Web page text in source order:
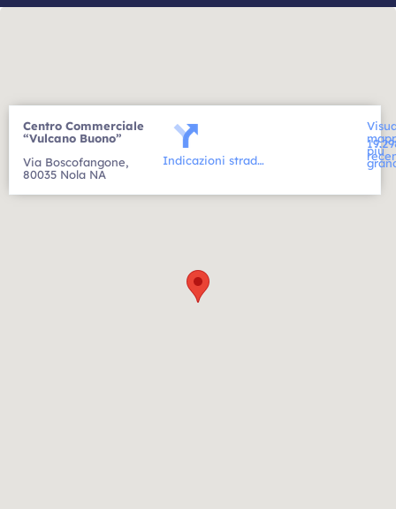
Centro Commerciale
“Vulcano Buono”
Via Boscofangone,
80035 Nola NA
Indicazioni strad…
più